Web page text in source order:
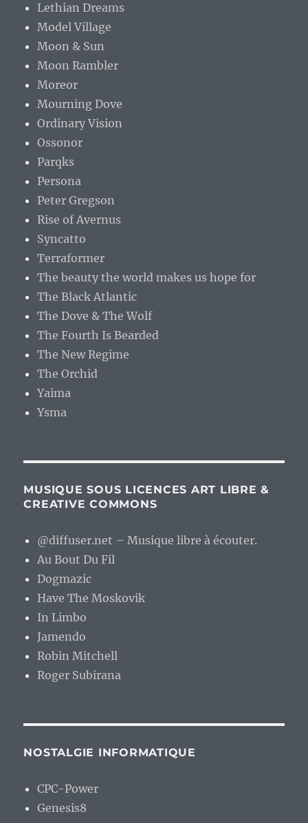
Lethian Dreams
Model Village
Moon & Sun
Moon Rambler
Moreor
Mourning Dove
Ordinary Vision
Ossonor
Parqks
Persona
Peter Gregson
Rise of Avernus
Syncatto
Terraformer
The beauty the world makes us hope for
The Black Atlantic
The Dove & The Wolf
The Fourth Is Bearded
The New Regime
The Orchid
Yaima
Ysma
MUSIQUE SOUS LICENCES ART LIBRE &
CREATIVE COMMONS
@diffuser.net – Musique libre à écouter.
Au Bout Du Fil
Dogmazic
Have The Moskovik
In Limbo
Jamendo
Robin Mitchell
Roger Subirana
NOSTALGIE INFORMATIQUE
CPC-Power
Genesis8